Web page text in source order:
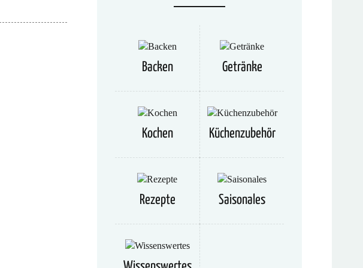
Backen Getränke
Kochen Küchenzubehör
Rezepte Saisonales